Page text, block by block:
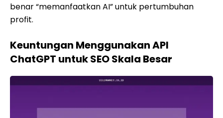
benar “memanfaatkan AI” untuk pertumbuhan
profit.
Keuntungan Menggunakan API
ChatGPT untuk SEO Skala Besar